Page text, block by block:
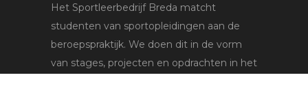
Het Sportleerbedrijf Breda matcht
studenten van sportopleidingen aan de
beroepspraktijk. We doen dit in de vorm
van stages, projecten en opdrachten in het